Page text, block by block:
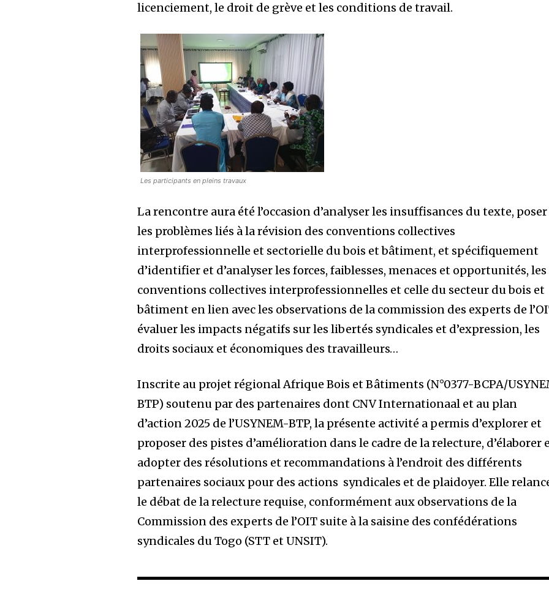
licenciement, le droit de grève et les conditions de travail.
Les participants en pleins travaux
La rencontre aura été l’occasion d’analyser les insuffisances du texte, poser
les problèmes liés à la révision des conventions collectives
interprofessionnelle et sectorielle du bois et bâtiment, et spécifiquement
d’identifier et d’analyser les forces, faiblesses, menaces et opportunités, les
conventions collectives interprofessionnelles et celle du secteur du bois et
bâtiment en lien avec les observations de la commission des experts de
évaluer les impacts négatifs sur les libertés syndicales et d’expression, les
droits sociaux et économiques des travailleurs…
Inscrite au projet régional Afrique Bois et Bâtiments (N°0377-BCPA/
BTP) soutenu par des partenaires dont CNV Internationaal et au plan
d’action 2025 de l’USYNEM-BTP, la présente activité a permis d’explorer et
proposer des pistes d’amélioration dans le cadre de la relecture, d’élaborer
adopter des résolutions et recommandations à l’endroit des différents
partenaires sociaux pour des actions syndicales et de plaidoyer. Elle
le débat de la relecture requise, conformément aux observations de la
Commission des experts de l’OIT suite à la saisine des confédérations
syndicales du Togo (STT et UNSIT).